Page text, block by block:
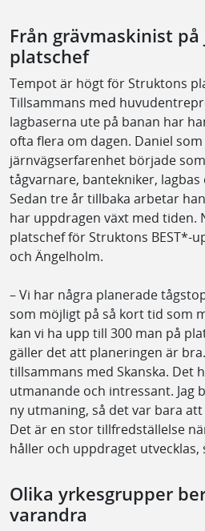
Från grävmaskinist
platschef
Tempot är högt för Struktons
Tillsammans med
lagbaserna ute på banan har
ofta flera om dagen. Daniel
järnvägserfarenhet började
tågvarnare, bantekniker,
Sedan tre år tillbaka arbetar
har uppdragen växt med tiden.
platschef för Struktons BEST*-
och Ängelholm.
– Vi har några planerade
som möjligt på så kort tid som
kan vi ha upp till 300 man på
gäller det att planeringen är
tillsammans med Skanska. Det
utmanande och intressant. Jag
ny utmaning, så det var bara
Det är en stor tillfredställelse
håller och uppdraget utvecklas,
Olika yrkesgrupper
varandra